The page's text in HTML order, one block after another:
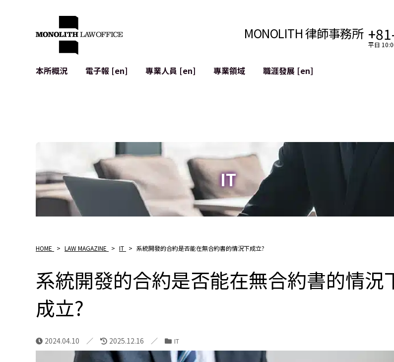
MONOLITH 律師事務所
平日
本所概況
電子報 [en] 專業人員 [en]
專業領域
網絡犯罪
緩解聲譽損害
職涯發展 [en]
IT
HOME > LAW MAGAZINE > IT > 系統開發的合約是否能在無合約書的情況下成立?
系統開發的合約是否能在無合約書的情況
成立?
2024.04.10 2025.12.16 IT